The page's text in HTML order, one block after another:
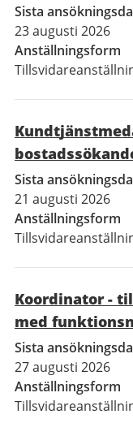
Sista
23 augusti 2026
Anställningsform
Sista
21 augusti 2026
Anställningsform
Koordinator -
med
Sista
27 augusti 2026
Anställningsform